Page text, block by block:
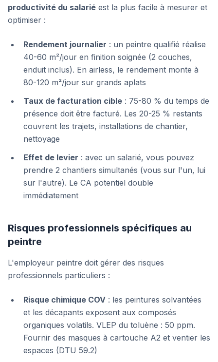
productivité du salarié est la plus facile à mesurer et
optimiser :
Rendement journalier : un peintre qualifié réalise
40-60 m²/jour en finition soignée (2 couches,
enduit inclus). En airless, le rendement monte à
80-120 m²/jour sur grands aplats
Taux de facturation cible : 75-80 % du temps de
présence doit être facturé. Les 20-25 % restants
couvrent les trajets, installations de chantier,
nettoyage
Effet de levier : avec un salarié, vous pouvez
prendre 2 chantiers simultanés (vous sur l'un, lui
sur l'autre). Le CA potentiel double
immédiatement
Risques professionnels spécifiques au
peintre
L'employeur peintre doit gérer des risques
professionnels particuliers :
Risque chimique COV : les peintures solvantées
et les décapants exposent aux composés
organiques volatils. VLEP du toluène : 50 ppm.
Fournir des masques à cartouche A2 et ventier les
espaces (DTU 59.2)